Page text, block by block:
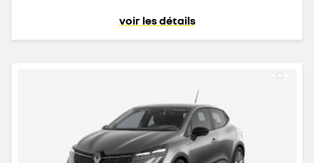
voir les détails